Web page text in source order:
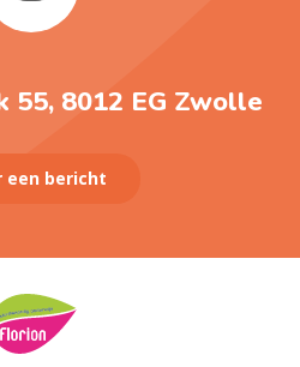
55, 8012 EG Zwolle
een bericht